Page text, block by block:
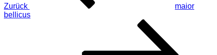
Zurück
maior
bellicus